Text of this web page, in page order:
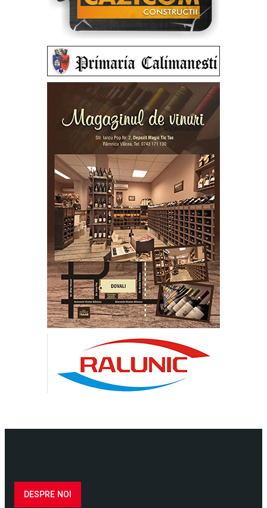
DESPRE NOI